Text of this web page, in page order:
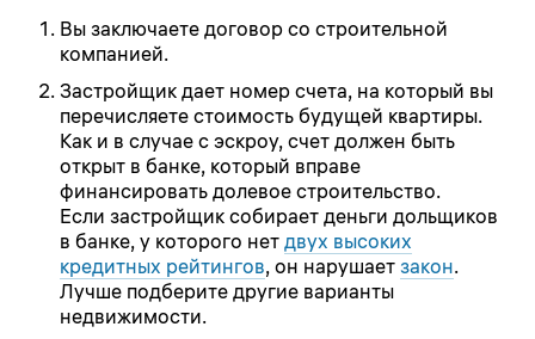
Вы заключаете договор со строительной
компанией.
Застройщик дает номер счета, на который вы
перечисляете стоимость будущей квартиры.
Как и в случае с эскроу, счет должен быть
открыт в банке, который вправе
финансировать долевое строительство.
Если застройщик собирает деньги дольщиков
в банке, у которого нет двух высоких
кредитных рейтингов, он нарушает закон.
Лучше подберите другие варианты
недвижимости.